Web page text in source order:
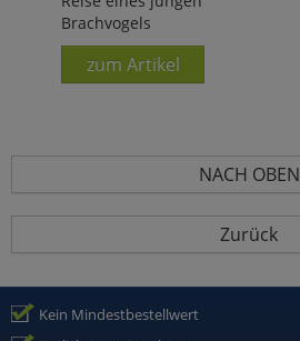
Brachvogels
zum Artikel
NACH OBEN
Zurück
Kein Mindestbestellwert